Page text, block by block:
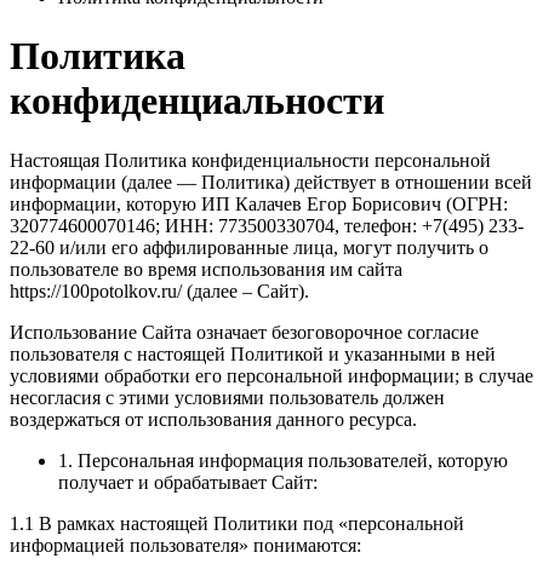
Политика
конфиденциальности
Настоящая Политика конфиденциальности персональной
информации (далее — Политика) действует в отношении всей
информации, которую ИП Калачев Егор Борисович (ОГРН:
320774600070146; ИНН: 773500330704, телефон: +7(495) 233-
22-60 и/или его аффилированные лица, могут получить о
пользователе во время использования им сайта
https://100potolkov.ru/ (далее – Сайт).
Использование Сайта означает безоговорочное согласие
пользователя с настоящей Политикой и указанными в ней
условиями обработки его персональной информации; в случае
несогласия с этими условиями пользователь должен
воздержаться от использования данного ресурса.
1. Персональная информация пользователей, которую
получает и обрабатывает Сайт:
1.1 В рамках настоящей Политики под «персональной
информацией пользователя» понимаются: